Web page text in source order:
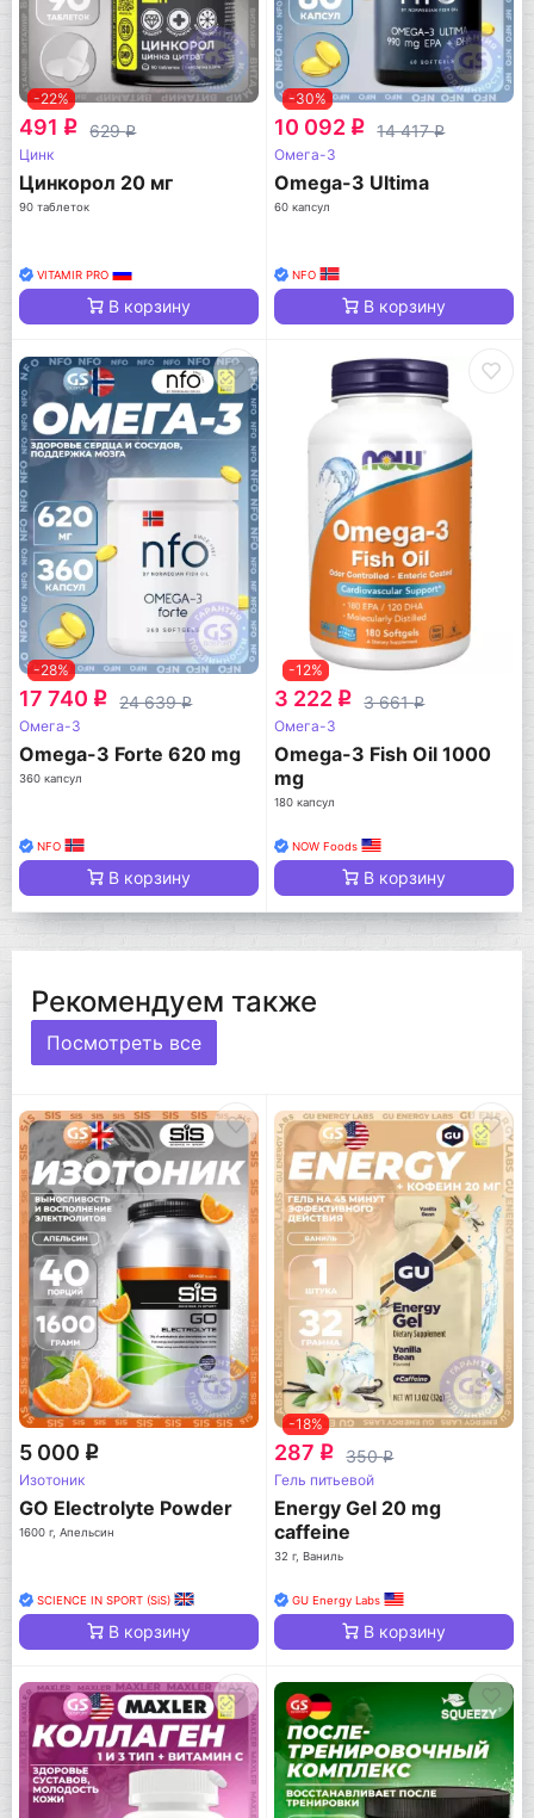
-22%
491 q 629q
Цинк
Цинкорол 20 мг
90 таблеток
VITAMIR PRO
В корзину
-30%
10 092 q 14 417q
Омега-3
Omega-3 Ultima
60 капсул
NFO
В корзину
-28%
17 740 q 24 639q
Омега-3
Omega-3 Forte 620 mg
360 капсул
NFO
В корзину
-12%
3 222 q 3 661q
Омега-3
Omega-3 Fish Oil 1000
mg
180 капсул
NOW Foods
В корзину
Рекомендуем также
Посмотреть все
5 000 q
Изотоник
GO Electrolyte Powder
1600 г, Апельсин
SCIENCE IN SPORT (SiS)
В корзину
-18%
287 q 350q
Гель питьевой
Energy Gel 20 mg
caffeine
32 г, Ваниль
GU Energy Labs
В корзину